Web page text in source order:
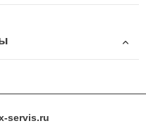
servis.ru